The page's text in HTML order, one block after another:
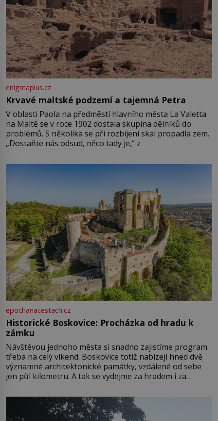
enigmaplus.cz
Krvavé maltské podzemí a tajemná Petra
V oblasti Paola na předměstí hlavního města La Valetta
na Maltě se v roce 1902 dostala skupina dělníků do
problémů. S několika se při rozbíjení skal propadla zem.
„Dostaňte nás odsud, něco tady je,“ z
epochanacestach.cz
Historické Boskovice: Procházka od hradu k
zámku
Návštěvou jednoho města si snadno zajistíme program
třeba na celý víkend. Boskovice totiž nabízejí hned dvě
významné architektonické památky, vzdálené od sebe
jen půl kilometru. A tak se vydejme za hradem i za
Boskovice na okraji Drahanské vrchoviny vznikla někdy
ve13. století, a už v roce 1313 kronikáři zaznamenali